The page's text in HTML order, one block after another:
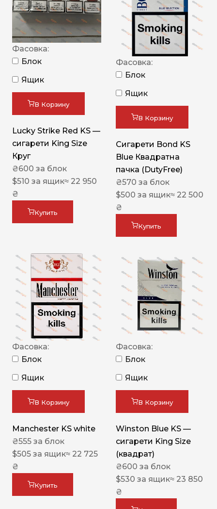
Фасовка:
Блок
Ящик
В Корзину
Lucky Strike Red KS —
сигарети King Size
Круг
₴600 за блок
$510 за ящик≈ 22 950
₴
Купить
Фасовка:
Блок
Ящик
В Корзину
Сигарети Bond KS
Blue Квадратна
пачка (DutyFree)
₴570 за блок
$500 за ящик≈ 22 500
₴
Купить
Фасовка:
Блок
Ящик
В Корзину
Manchester KS white
₴555 за блок
$505 за ящик≈ 22 725
₴
Купить
Фасовка:
Блок
Ящик
В Корзину
Winston Blue KS —
сигарети King Size
(квадрат)
₴600 за блок
$530 за ящик≈ 23 850
₴